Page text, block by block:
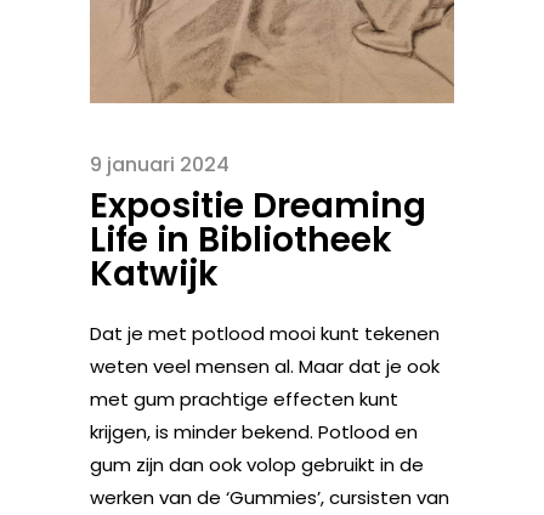
9 januari 2024
Expositie Dreaming
Life in Bibliotheek
Katwijk
Dat je met potlood mooi kunt tekenen
weten veel mensen al. Maar dat je ook
met gum prachtige effecten kunt
krijgen, is minder bekend. Potlood en
gum zijn dan ook volop gebruikt in de
werken van de ‘Gummies’, cursisten van